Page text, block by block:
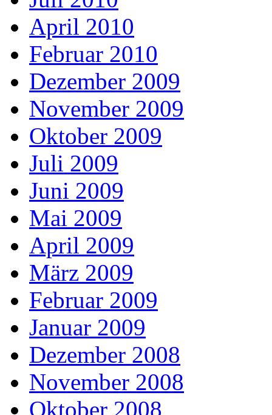
April 2010
Februar 2010
Dezember 2009
November 2009
Oktober 2009
Juli 2009
Juni 2009
Mai 2009
April 2009
März 2009
Februar 2009
Januar 2009
Dezember 2008
November 2008
Oktober 2008